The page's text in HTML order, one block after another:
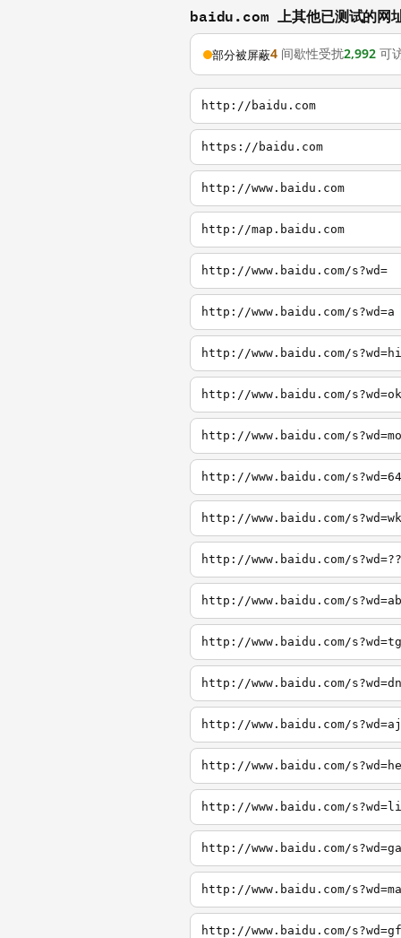
baidu.com 上其他已测试的网
部分被屏蔽4 间歇性受扰2,992 可
http://baidu.com
https://baidu.com
http://www.baidu.com
http://map.baidu.com
http://www.baidu.com/s?wd=
http://www.baidu.com/s?wd=a
http://www.baidu.com/s?wd=hi
http://www.baidu.com/s?wd=ok
http://www.baidu.com/s?wd=mo
http://www.baidu.com/s?wd=64
http://www.baidu.com/s?wd=wk
http://www.baidu.com/s?wd=??
http://www.baidu.com/s?wd=ab
http://www.baidu.com/s?wd=tg
http://www.baidu.com/s?wd=dn
http://www.baidu.com/s?wd=aj
http://www.baidu.com/
http://www.baidu.com/
http://www.baidu.com/
http://www.baidu.com/
http://www.baidu.com/